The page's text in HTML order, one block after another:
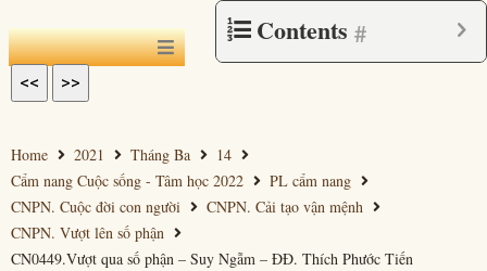
Contents #
<< >>
Home 2021 Tháng Ba
14
Cẩm nang Cuộc sống - Tâm học 2022
PL cẩm nang
CNPN. Cuộc đời con người
CNPN. Cải tạo vận mệnh
CNPN. Vượt lên số phận
CN0449.Vượt qua số phận – Suy Ngẫm – ĐĐ. Thích Phước Tiến